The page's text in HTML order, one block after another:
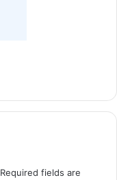
Required fields are